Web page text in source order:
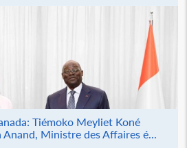
Tiémoko Meyliet Koné
Anand, Ministre des Affaires é...